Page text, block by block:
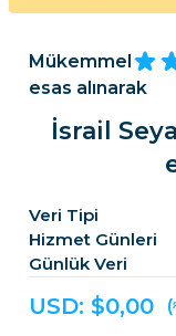
Mükemmel
esas alınarak
İsrail
Veri Tipi
Hizmet Günleri
Günlük Veri
USD: $0,00